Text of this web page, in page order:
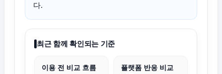
다.
최근 함께 확인되는 기준
이용 전 비교 흐름
플랫폼 반응 비교